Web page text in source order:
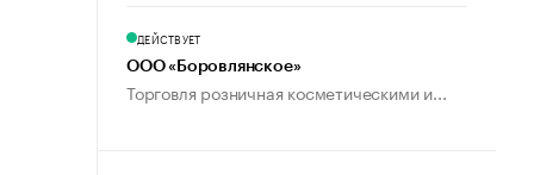
ДЕЙСТВУЕТ
ООО «Боровлянское»
Торговля розничная косметическими и...